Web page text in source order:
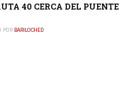
40 CERCA DEL PUENTE
POR BARILOCHED